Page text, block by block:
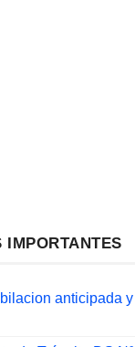
IMPORTANTES
anticipada y